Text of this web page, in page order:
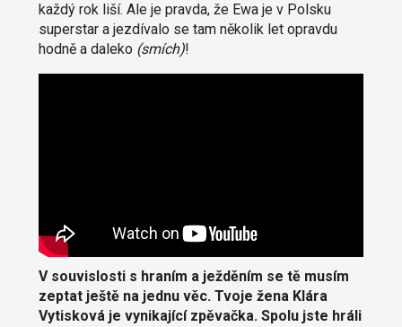
každý rok liší. Ale je pravda, že Ewa je v Polsku
superstar a jezdívalo se tam několik let opravdu
hodně a daleko (smích)!
V souvislosti s hraním a ježděním se tě musím
zeptat ještě na jednu věc. Tvoje žena Klára
Vytisková je vynikající zpěvačka. Spolu jste hráli